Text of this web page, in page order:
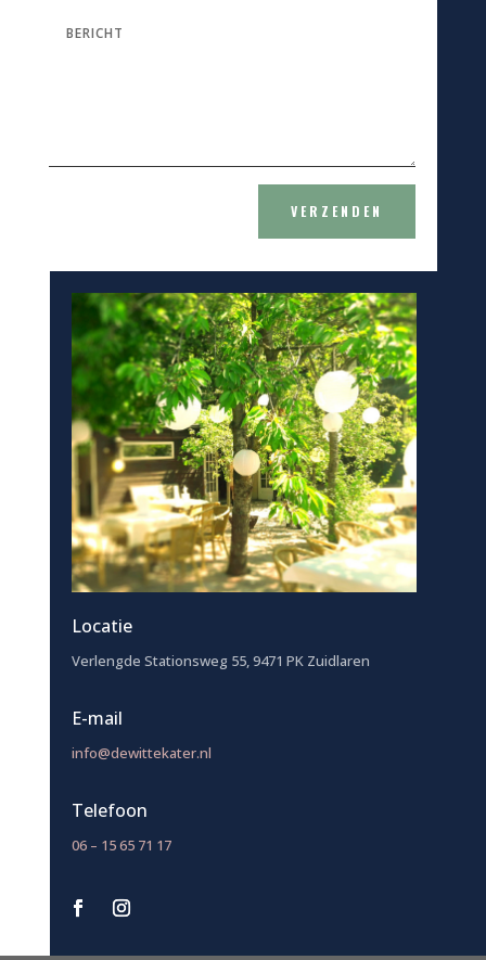
VERZENDEN
Locatie
Verlengde Stationsweg 55, 9471 PK Zuidlaren
E-mail
info@dewittekater.nl
Telefoon
06 – 15 65 71 17